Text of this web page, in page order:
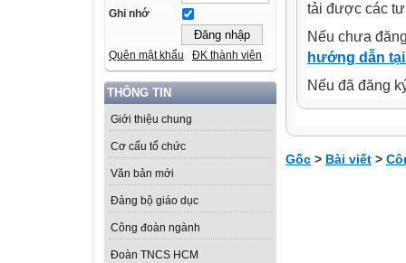
Ghi nhớ
Quên mật khẩu ĐK thành viên
THÔNG TIN
Giới thiệu chung
Cơ cấu tổ chức
Văn bản mới
Đảng bộ giáo dục
Công đoàn ngành
Đoàn TNCS HCM
tải được các
Nếu chưa
hướng dẫn
Nếu đã đăng
Gốc > Bài viết >